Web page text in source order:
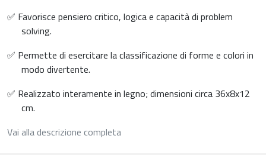
✅ Favorisce pensiero critico, logica e capacità di problem
solving.
✅ Permette di esercitare la classificazione di forme e colori in
modo divertente.
✅ Realizzato interamente in legno; dimensioni circa 36x8x12
cm.
Vai alla descrizione completa